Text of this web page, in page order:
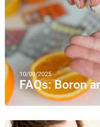
10/09/2025
FAQs: Boron